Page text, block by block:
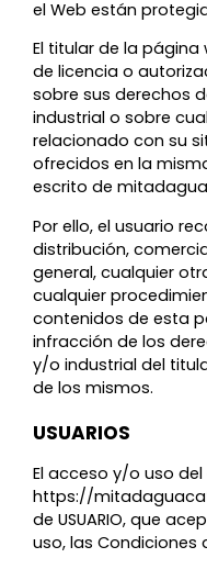
el Web están
El titular de la
de licencia o
sobre sus derechos
industrial o sobre
relacionado con su
ofrecidos en la
escrito de
Por ello, el usuario
distribución,
general, cualquier
cualquier
contenidos de esta
infracción de los
y/o industrial del
de los mismos.
USUARIOS
El acceso y/o uso
https://
de USUARIO, que
uso, las Condiciones